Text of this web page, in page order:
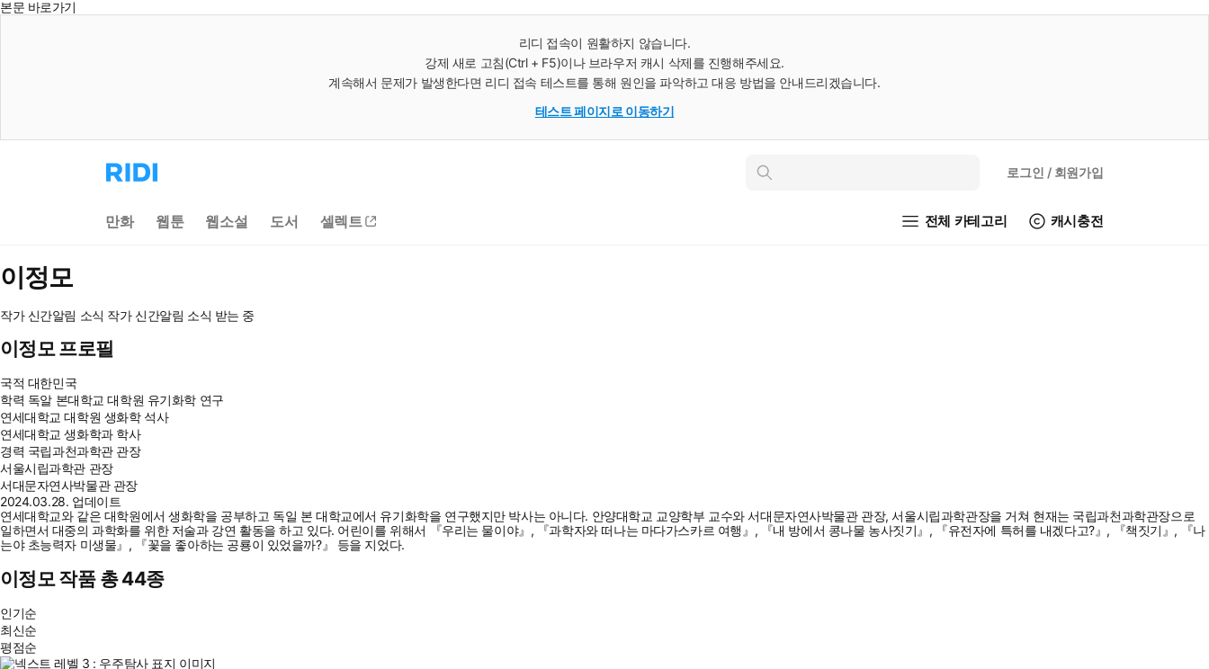
본문 바로가기
리디 접속이 원활하지 않습니다.
강제 새로 고침(Ctrl + F5)이나 브라우저 캐시 삭제를 진행해주세요.
계속해서 문제가 발생한다면 리디 접속 테스트를 통해 원인을 파악하고 대응 방법을 안내드리겠습니다.
테스트 페이지로 이동하기
리
디
으
로
인
로그인 / 회원가입
만화 웹툰 웹소설 도서 셀렉트 전체 카테고리 캐시충전
이정모
작가 신간알림 소식 작가 신간알림 소식 받는 중
이정모 프로필
국적 대한민국
학력 독알 본대학교 대학원 유기화학 연구
연세대학교 대학원 생화학 석사
연세대학교 생화학과 학사
경력 국립과천과학관 관장
서울시립과학관 관장
서대문자연사박물관 관장
2024.03.28. 업데이트
연세대학교와 같은 대학원에서 생화학을 공부하고 독일 본 대학교에서 유기화학을 연구했지만 박사는 아니다. 안양대학교 교양학부 교수와 서대문자연사박물관 관장, 서울시립과학관장을 거쳐 현재는 국립과천과학관장으로
일하면서 대중의 과학화를 위한 저술과 강연 활동을 하고 있다. 어린이를 위해서 『우리는 물이야』, 『과학자와 떠나는 마다가스카르 여행』, 『내 방에서 콩나물 농사짓기』, 『유전자에 특허를 내겠다고?』, 『책짓기』, 『나
는야 초능력자 미생물』, 『꽃을 좋아하는 공룡이 있었을까?』 등을 지었다.
이정모 작품 총 44종
인기순
최신순
평점순